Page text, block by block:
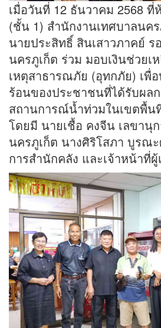
เมื่อวันที่ 12 ธันวาคม 2568 ที่
(ชั้น 1) สำนักงานเทศบาลนคร
นายประสิทธิ์ สินเสาวภาคย์ ร
นครภูเก็ต ร่วม มอบเงินช่วยเ
เหตุสาธารณภัย (อุทกภัย) เพื่อ
ร้อนของประชาชนที่ได้รับผล
สถานการณ์น้ำท่วมในเขตพื้น
โดยมี นายเชื้อ คงจีน เลขานุ
นครภูเก็ต นางศิริโสภา บูรณ
การสำนักคลัง และเจ้าหน้าที่ผู้